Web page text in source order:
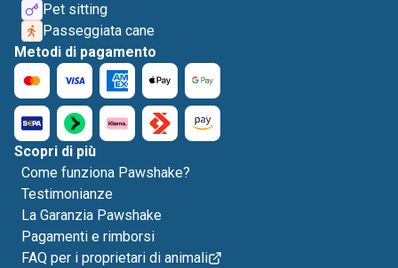
Pet sitting
Passeggiata cane
Metodi di pagamento
Scopri di più
Come funziona Pawshake?
Testimonianze
La Garanzia Pawshake
Pagamenti e rimborsi
FAQ per i proprietari di animali